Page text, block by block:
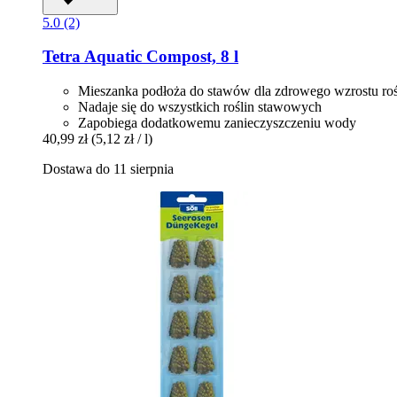
5.0 (2)
TetraAquatic Compost, 8 l
Mieszanka podłoża do stawów dla zdrowego wzrostu
Nadaje się do wszystkich roślin stawowych
Zapobiega dodatkowemu zanieczyszczeniu wody
40,99 zł (5,12 zł / l)
Dostawa do 11 sierpnia